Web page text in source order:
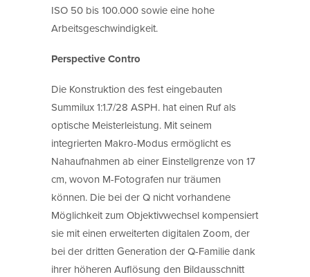
ISO 50 bis 100.000 sowie eine hohe
Arbeitsgeschwindigkeit.
Perspective Contro
Die Konstruktion des fest eingebauten
Summilux 1:1.7/28 ASPH. hat einen Ruf als
optische Meisterleistung. Mit seinem
integrierten Makro-Modus ermöglicht es
Nahaufnahmen ab einer Einstellgrenze von 17
cm, wovon M-Fotografen nur träumen
können. Die bei der Q nicht vorhandene
Möglichkeit zum Objektivwechsel kompensiert
sie mit einen erweiterten digitalen Zoom, der
bei der dritten Generation der Q-Familie dank
ihrer höheren Auflösung den Bildausschnitt